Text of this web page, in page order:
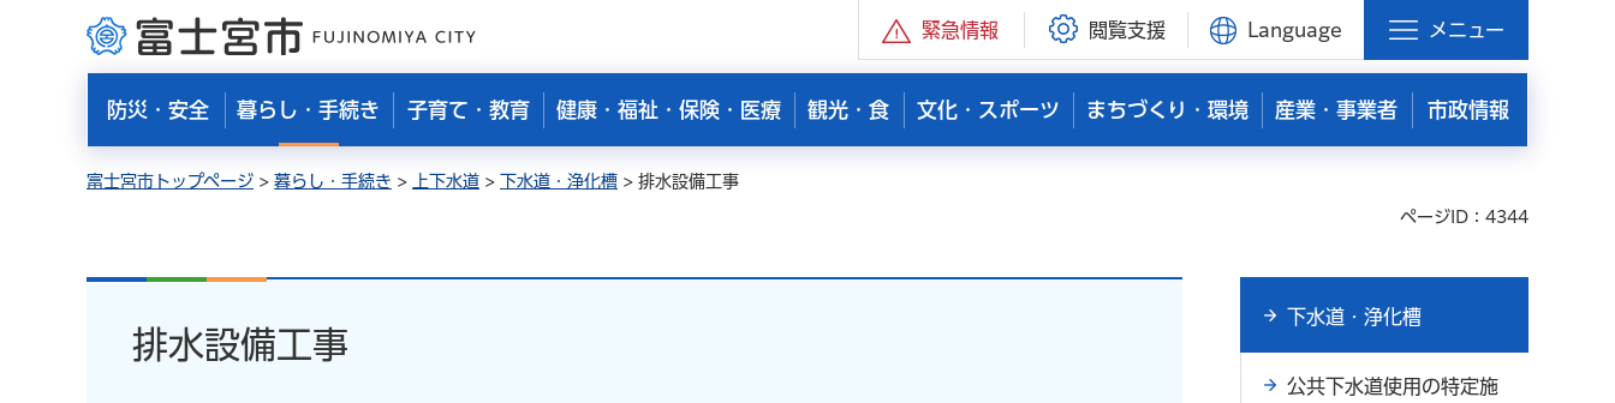
富士宮市 緊急情報 閲覧支援 Language メニュー
防災・安全 暮らし・手続き 子育て・教育 健康・福祉・保険・医療 観光・食 文化・スポーツ まちづくり・環境 産業・事業者 市政情報
富士宮市トップページ > 暮らし・手続き > 上下水道 > 下水道・浄化槽 > 排水設備工事
ページID：4344
排水設備工事
下水道・浄化槽
公共下水道使用の特定施